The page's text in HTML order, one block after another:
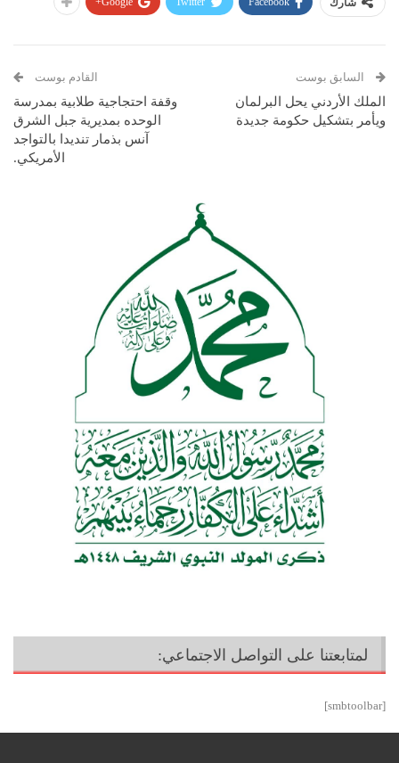
السابق بوست
الملك الأردني يحل البرلمان
ويأمر بتشكيل حكومة جديدة
القادم بوست
وقفة احتجاجية طلابية بمدرسة
الوحده بمديرية جبل الشرق
آنس بذمار تنديدا بالتواجد
الأمريكي.
لمتابعتنا على التواصل الاجتماعي:
[smbtoolbar]